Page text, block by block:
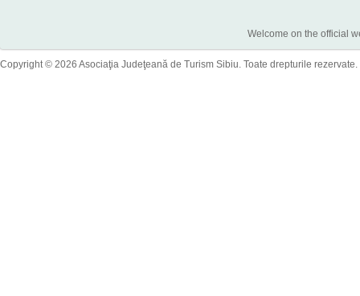
Welcome on the official
Copyright © 2026 Asociaţia Judeţeană de Turism Sibiu. Toate drepturile rezervate.